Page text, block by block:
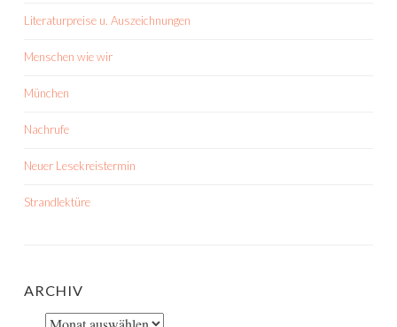
Literaturpreise u. Auszeichnungen
Menschen wie wir
München
Nachrufe
Neuer Lesekreistermin
Strandlektüre
ARCHIV
Archiv